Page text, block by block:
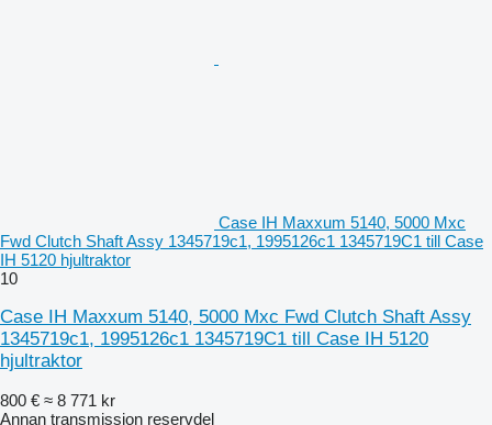
Case IH Maxxum 5140, 5000 Mxc
Fwd Clutch Shaft Assy 1345719c1, 1995126c1 1345719C1 till Case
IH 5120 hjultraktor
10
Case IH Maxxum 5140, 5000 Mxc Fwd Clutch Shaft Assy
1345719c1, 1995126c1 1345719C1 till Case IH 5120
hjultraktor
800 € ≈ 8 771 kr
Annan transmission reservdel